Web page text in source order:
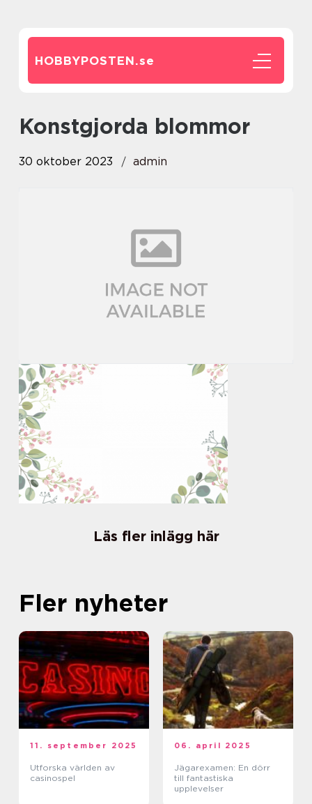
HOBBYPOSTEN.se
konstgjorda blommor
30 oktober 2023 admin
Läs fler inlägg här
Fler nyheter
11. september 2025
Utforska världen av
casinospel
06. april 2025
Jägarexamen: En dörr
till fantastiska
upplevelser